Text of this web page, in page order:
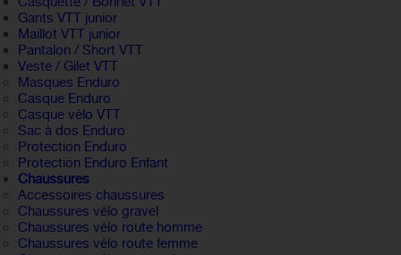
Gants VTT junior
Maillot VTT junior
Pantalon / Short VTT
Veste / Gilet VTT
Masques Enduro
Casque Enduro
Casque vélo VTT
Sac à dos Enduro
Protection Enduro
Protection Enduro Enfant
Chaussures
Accessoires chaussures
Chaussures vélo gravel
Chaussures vélo route homme
Chaussures vélo route femme